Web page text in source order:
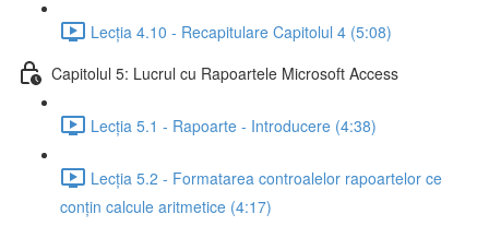
Lecția 4.10 - Recapitulare Capitolul 4 (5:08)
Capitolul 5: Lucrul cu Rapoartele Microsoft Access
Lecția 5.1 - Rapoarte - Introducere (4:38)
Lecția 5.2 - Formatarea controalelor rapoartelor ce
conțin calcule aritmetice (4:17)